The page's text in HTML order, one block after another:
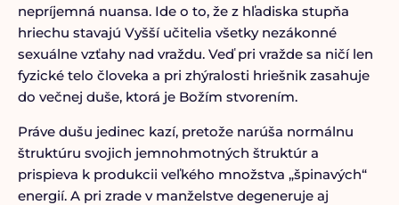
nepríjemná nuansa. Ide o to, že z hľadiska stupňa
hriechu stavajú Vyšší učitelia všetky nezákonné
sexuálne vzťahy nad vraždu. Veď pri vražde sa ničí len
fyzické telo človeka a pri zhýralosti hriešnik zasahuje
do večnej duše, ktorá je Božím stvorením.
Práve dušu jedinec kazí, pretože narúša normálnu
štruktúru svojich jemnohmotných štruktúr a
prispieva k produkcii veľkého množstva „špinavých“
energií. A pri zrade v manželstve degeneruje aj